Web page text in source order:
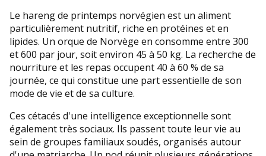
Le hareng de printemps norvégien est un aliment
particulièrement nutritif, riche en protéines et en
lipides. Un orque de Norvège en consomme entre 300
et 600 par jour, soit environ 45 à 50 kg. La recherche de
nourriture et les repas occupent 40 à 60 % de sa
journée, ce qui constitue une part essentielle de son
mode de vie et de sa culture.
Ces cétacés d'une intelligence exceptionnelle sont
également très sociaux. Ils passent toute leur vie au
sein de groupes familiaux soudés, organisés autour